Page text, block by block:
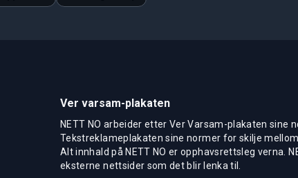
Ver varsam-plakaten
NETT NO arbeider etter Ver Varsam-plakaten sine
Tekstreklameplakaten sine normer for skilje
Alt innhald på NETT NO er opphavsrettsleg verna.
eksterne nettsider som det blir lenka til.